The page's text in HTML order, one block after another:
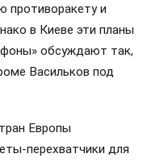
противоракету и
в Киеве эти планы
обсуждают так,
Васильков под
Европы
перехватчики для